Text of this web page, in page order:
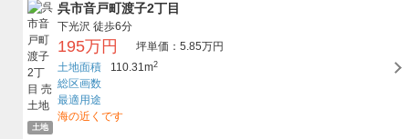
土地
呉市音戸町渡子2丁目
下光沢 徒歩6分
195万円
坪単価：5.85万円
土地面積
110.31m2
総区画数
最適用途
海の近くです